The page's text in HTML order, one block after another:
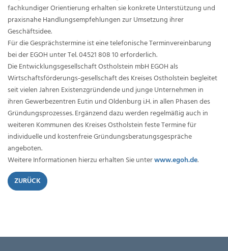
fachkundiger Orientierung erhalten sie konkrete Unterstützung und
praxisnahe Handlungsempfehlungen zur Umsetzung ihrer
Geschäftsidee.
Für die Gesprächstermine ist eine telefonische Terminvereinbarung
bei der EGOH unter Tel. 04521 808 10 erforderlich.
Die Entwicklungsgesellschaft Ostholstein mbH EGOH als
Wirtschaftsförderungs-gesellschaft des Kreises Ostholstein begleitet
seit vielen Jahren Existenzgründende und junge Unternehmen in
ihren Gewerbezentren Eutin und Oldenburg i.H. in allen Phasen des
Gründungsprozesses. Ergänzend dazu werden regelmäßig auch in
weiteren Kommunen des Kreises Ostholstein feste Termine für
individuelle und kostenfreie Gründungsberatungsgespräche
angeboten.
Weitere Informationen hierzu erhalten Sie unterwww.egoh.de.
ZURÜCK